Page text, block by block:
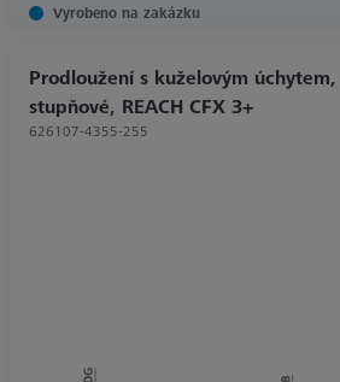
Vyrobeno na zakázku
Prodloužení s kuželovým úchytem,
stupňové, REACH CFX 3+
626107-4355-255